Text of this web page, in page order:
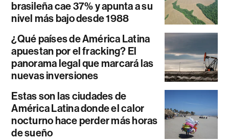
brasileña cae 37% y apunta a su
nivel más bajo desde 1988
¿Qué países de América Latina
apuestan por el fracking? El
panorama legal que marcará las
nuevas inversiones
Estas son las ciudades de
América Latina donde el calor
nocturno hace perder más horas
de sueño